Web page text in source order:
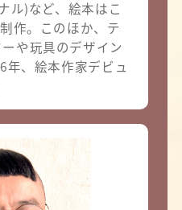
ル)など、絵本はこ
作。このほか、テ
や玩具のデザイン
、絵本作家デビュ